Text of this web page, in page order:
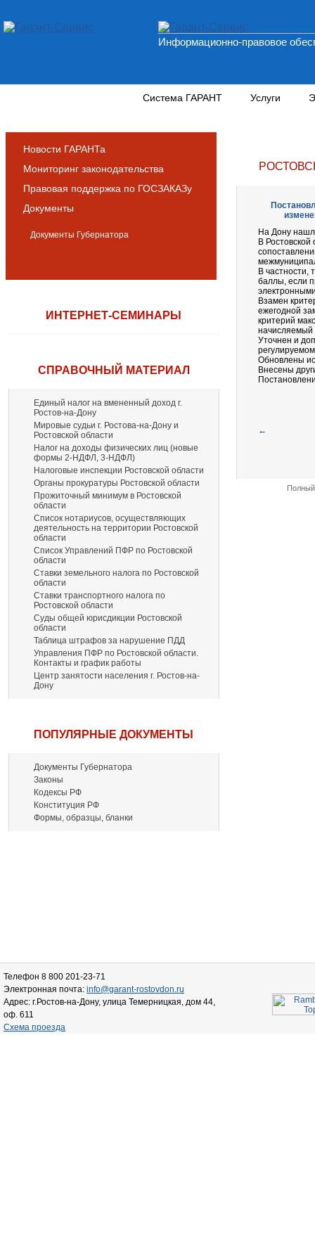
Информационно-правовое
Система ГАРАНТ Услуги
Новости ГАРАНТа
Мониторинг законодательства
Правовая поддержка по ГОСЗАКАЗу
Документы
Документы Губернатора
ИНТЕРНЕТ-СЕМИНАРЫ
СПРАВОЧНЫЙ МАТЕРИАЛ
Единый налог на вмененный доход г.
Ростов-на-Дону
Мировые судьи г. Ростова-на-Дону и
Ростовской области
Налог на доходы физических лиц (новые
формы 2-НДФЛ, 3-НДФЛ)
Налоговые инспекции Ростовской области
Органы прокуратуры Ростовской области
Прожиточный минимум в Ростовской
области
Список нотариусов, осуществляющих
деятельность на территории Ростовской
области
Список Управлений ПФР по Ростовской
области
Ставки земельного налога по Ростовской
области
Ставки транспортного налога по
Ростовской области
Суды общей юрисдикции Ростовской
области
Таблица штрафов за нарушение ПДД
Управления ПФР по Ростовской области.
Контакты и график работы
Центр занятости населения г. Ростов-на-
Дону
ПОПУЛЯРНЫЕ ДОКУМЕНТЫ
Документы Губернатора
Законы
Кодексы РФ
Конституция РФ
Формы, образцы, бланки
На Дону
В
В частности,
баллы, если
Взамен
ежегодной
критерий
начисляемый
Уточнен и
Обновлены
Внесены
←
Телефон 8 800 201-23-71
Электронная почта: info@garant-rostovdon.ru
Адрес: г.Ростов-на-Дону, улица Темерницкая, дом 44,
оф. 611
Схема проезда